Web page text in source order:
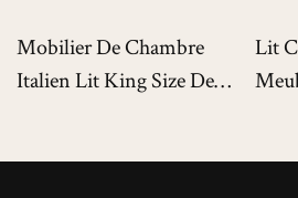
Mobilier De Chambre
Italien Lit King Size De
Lit